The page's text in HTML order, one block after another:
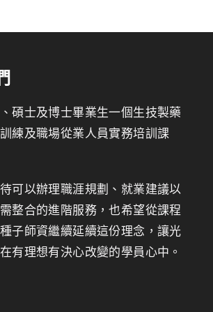
碩士及博士畢業生一個生技製藥
練及職場從業人員實務培訓課
可以辦理職涯規劃、就業建議以
整合的進階服務，也希望從課程
子師資繼續延續這份理念，讓光
有理想有決心改變的學員心中。